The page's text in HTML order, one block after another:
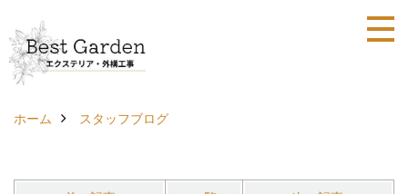
ホーム スタッフブログ